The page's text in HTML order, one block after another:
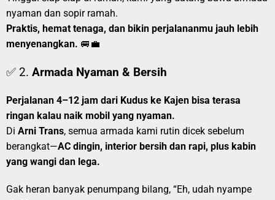
nyaman dan sopir ramah.
Praktis, hemat tenaga, dan bikin perjalananmu jauh lebih
menyenangkan. 🚐💼
✅ 2. Armada Nyaman & Bersih
Perjalanan 4–12 jam dari Kudus ke Kajen bisa terasa
ringan kalau naik mobil yang nyaman.
Di Arni Trans, semua armada kami rutin dicek sebelum
berangkat—AC dingin, interior bersih dan rapi, plus kabin
yang wangi dan lega.
Gak heran banyak penumpang bilang, “Eh, udah nyampe